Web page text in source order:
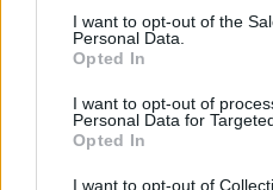
consent section.
I want to opt-out of the
Personal Data.
Opted In
I want to opt-out of
Personal Data for
Opted In
I want to opt-out of